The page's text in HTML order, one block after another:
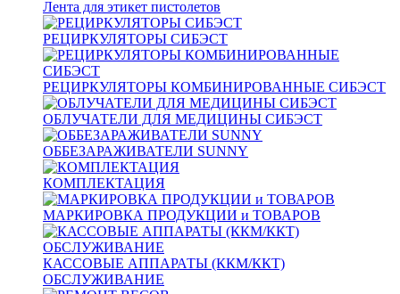
Лента для этикет пистолетов
РЕЦИРКУЛЯТОРЫ СИБЭСТ
РЕЦИРКУЛЯТОРЫ КОМБИНИРОВАННЫЕ СИБЭСТ
ОБЛУЧАТЕЛИ ДЛЯ МЕДИЦИНЫ СИБЭСТ
ОББЕЗАРАЖИВАТЕЛИ SUNNY
КОМПЛЕКТАЦИЯ
МАРКИРОВКА ПРОДУКЦИИ и ТОВАРОВ
КАССОВЫЕ АППАРАТЫ (ККМ/ККТ)
ОБСЛУЖИВАНИЕ